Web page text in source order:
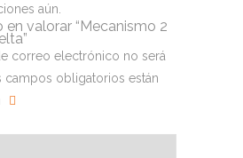
aún.
en valorar “Mecanismo 2
correo electrónico no será
campos obligatorios están